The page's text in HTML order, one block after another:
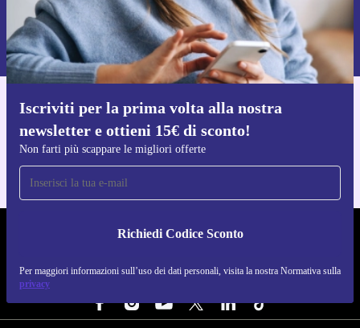
Iscriviti per la prima volta alla nostra
newsletter e ottieni 15€ di sconto!
Non farti più scappare le migliori offerte
Richiedi Codice Sconto
Per maggiori informazioni sull’uso dei dati personali, visita la nostra Normativa sulla
privacy
Richiedi codice sconto
Per maggiori informazioni sull’uso dei dati personali, visita la nostra
Normativa sulla privacy
Scarica l'app di refurbed
Per iOS e Android
REFURBED ITALIA - RETHINK NEW.
SEGUICI SU